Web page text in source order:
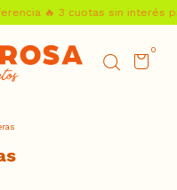
🔥 3 cuotas sin interés
0